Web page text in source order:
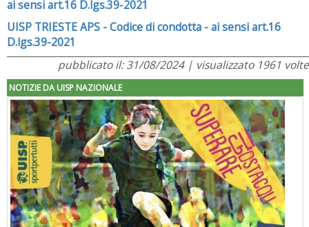
ai sensi art.16 D.lgs.39-2021
UISP TRIESTE APS - Codice di condotta - ai sensi art.16
D.lgs.39-2021
pubblicato il: 31/08/2024 | visualizzato 1961 volte
NOTIZIE DA UISP NAZIONALE